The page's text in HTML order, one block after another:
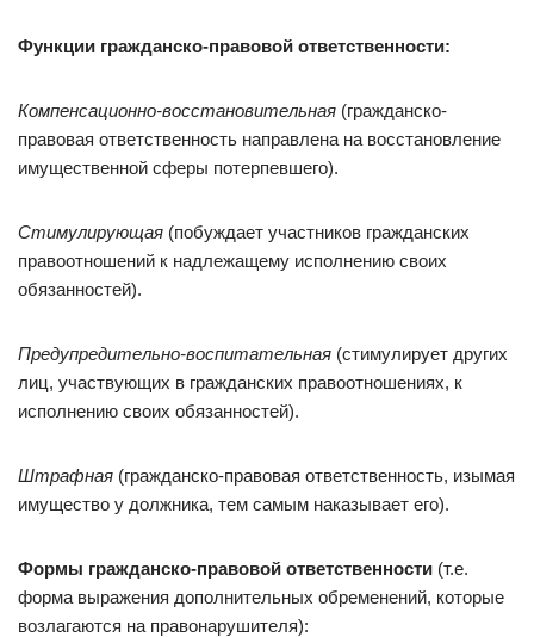
Функции гражданско-правовой ответственности:
Компенсационно-восстановительная (гражданско-
правовая ответственность направлена на восстановление
имущественной сферы потерпевшего).
Стимулирующая (побуждает участников гражданских
правоотношений к надлежащему исполнению своих
обязанностей).
Предупредительно-воспитательная (стимулирует других
лиц, участвующих в гражданских правоотношениях, к
исполнению своих обязанностей).
Штрафная (гражданско-правовая ответственность, изымая
имущество у должника, тем самым наказывает его).
Формы гражданско-правовой ответственности (т.е.
форма выражения дополнительных обременений, которые
возлагаются на правонарушителя):